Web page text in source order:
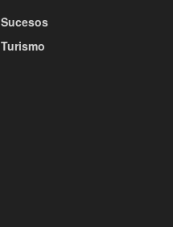
Sucesos
Turismo